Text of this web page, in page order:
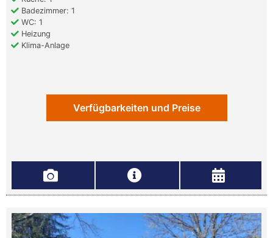
Badezimmer: 1
WC: 1
Heizung
Klima-Anlage
Verfügbarkeiten und Preise